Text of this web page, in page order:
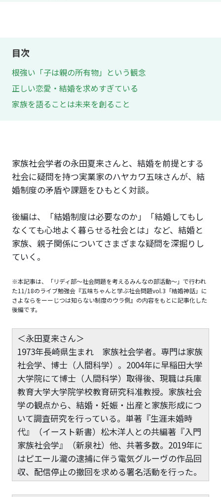
目次
根強い「子は親の所有物」という観念
正しい恋愛・結婚を求めすぎている
家族を語ることは未来を創ること
家族社会学者の永田夏来さんと、結婚を前提とする
社会に疑問を持つ実業家のハヤカワ五味さんが、結
婚制度の矛盾や課題をひもとく対談。
後編は、「結婚制度は必要なのか」「結婚してもし
なくても心地よく暮らせる社会とは」など、結婚と
家族、親子関係についてさまざまな疑問を深掘りし
ていく。
※本記事は、「リディ部〜社会問題を考えるみんなの部活動〜」で行われ
た11/18のライブ勉強会『五味ちゃんと学ぶ社会問題vol.3「結婚神話」に
さよならをーーじつは知らない制度のウラ側』の内容をもとに記事化した
後編です。
＜永田夏来さん＞
1973年長崎県生まれ 家族社会学者。専門は家族
社会学、博士（人間科学）。2004年に早稲田大学
大学院にて博士（人間科学）取得後、現職は兵庫
教育大学大学院学校教育研究科准教授。家族社会
学の観点から、結婚・妊娠・出産と家族形成につ
いて調査研究を行っている。単著『生涯未婚時
代』（イースト新書）松木洋人との共編著『入門
家族社会学』（新泉社）他、共著多数。2019年に
はピエール瀧の逮捕に伴う電気グルーヴの作品回
収、配信停止の撤回を求める署名活動を行った。